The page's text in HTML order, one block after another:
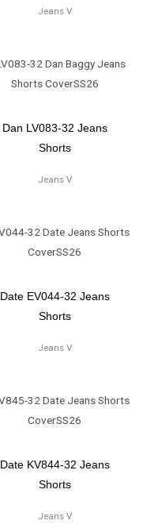
Jeans V
Dan LV083-32 Jeans
Shorts
Jeans V
Date EV044-32 Jeans
Shorts
Jeans V
Date KV844-32 Jeans
Shorts
Jeans V